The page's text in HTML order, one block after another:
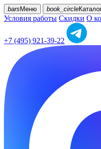
bars Меню book_circle
Условия работы Скидки О
+7 (495) 921-39-22